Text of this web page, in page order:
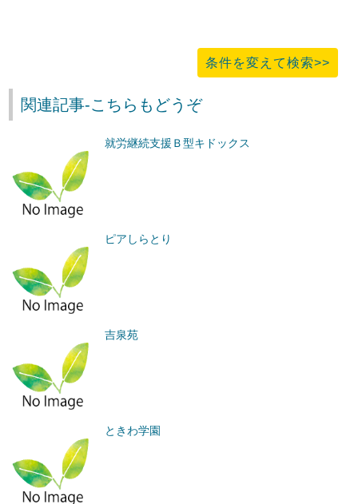
条件を変えて検索>>
関連記事-こちらもどうぞ
就労継続支援Ｂ型キドックス
ピアしらとり
吉泉苑
ときわ学園